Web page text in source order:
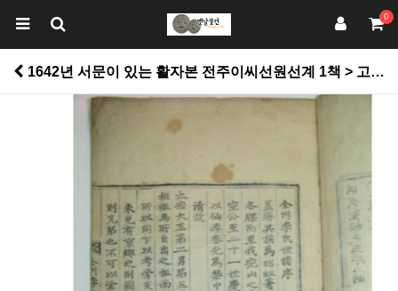
0
1642년 서문이 있는 활자본 전주이씨선원선계 1책 > 고서적